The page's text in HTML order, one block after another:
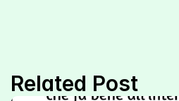
Related Post